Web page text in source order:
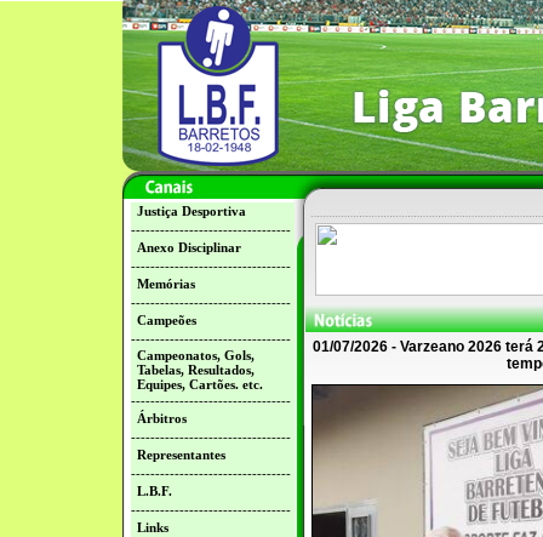
Justiça Desportiva
---------------------------------
Anexo Disciplinar
---------------------------------
Memórias
---------------------------------
Campeões
---------------------------------
Campeonatos, Gols,
Tabelas, Resultados,
Equipes, Cartões. etc.
---------------------------------
Árbitros
---------------------------------
Representantes
---------------------------------
L.B.F.
---------------------------------
Links
01/07/2026 - Varzeano 2026